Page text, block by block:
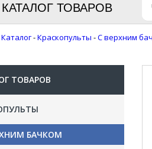
КАТАЛОГ ТОВАРОВ
Каталог-Краскопульты -С верхним
ТОВАРОВ
БАЧКОМ